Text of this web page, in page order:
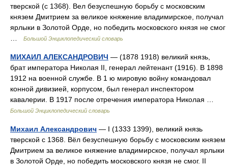
тверской (с 1368). Вел безуспешную борьбу с московским
князем Дмитрием за великое княжение владимирское, получал
ярлыки в Золотой Орде, но победить московского князя не смог
Большой Энциклопедический словарь
МИХАИЛ АЛЕКСАНДРОВИЧ — (1878 1918) великий князь,
брат императора Николая II, генерал лейтенант (1916). В 1898
1912 на военной службе. В 1 ю мировую войну командовал
конной дивизией, корпусом, был генерал инспектором
кавалерии. В 1917 после отречения императора Николая …
Большой Энциклопедический словарь
Михаил Александрович — I (1333 1399), великий князь
тверской с 1368. Вёл безуспешную борьбу с московским князем
Дмитрием за великое княжение владимирское, получал ярлыки
в Золотой Орде, но победить московского князя не смог. II